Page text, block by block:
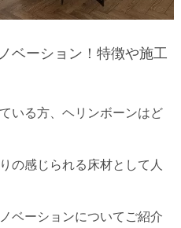
ベーション！特徴や施工
いる方、ヘリンボーンはど
の感じられる床材として人
ベーションについてご紹介